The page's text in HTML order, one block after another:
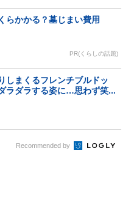
らかかる？墓じまい費用
PR(くらしの話題)
しまくるフレンチブルドッ
ラダラする姿に…思わず笑...
Recommended by